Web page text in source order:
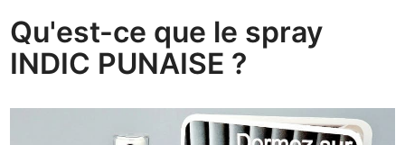
Qu'est-ce que le spray
INDIC PUNAISE ?